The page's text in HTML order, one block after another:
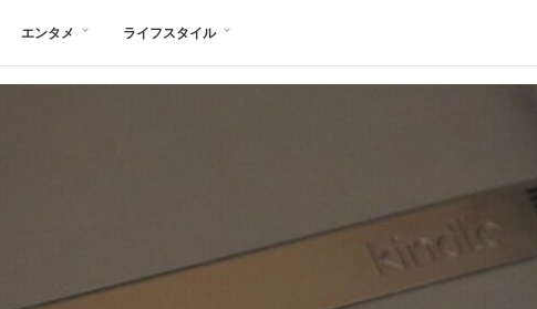
エンタメ ライフスタイル